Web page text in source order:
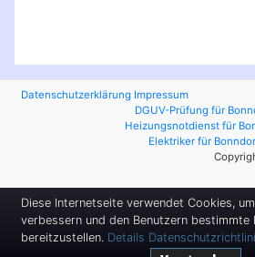
Datenschutzerklärung Impressum
DGUV-Prüfung für
Heizungsnotdienst für
Elektriker für
Diese Internetseite verwendet Cookies,
verbessern und den Benutzern bestimmte
bereitzustellen. Details